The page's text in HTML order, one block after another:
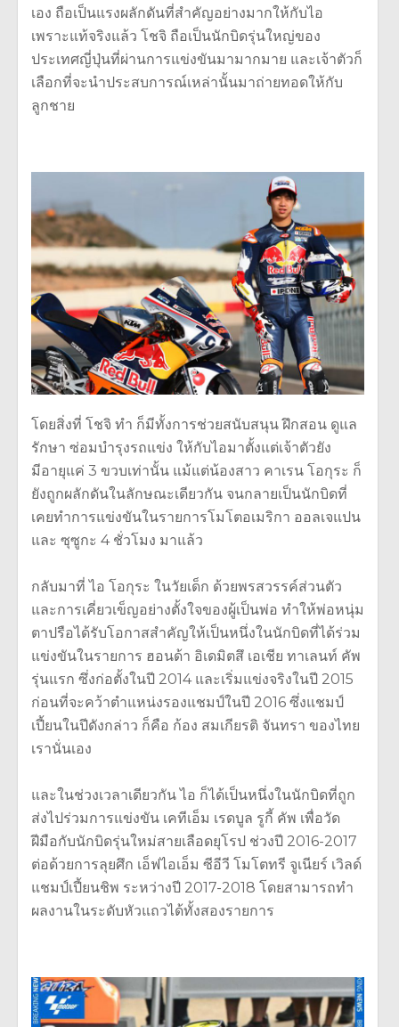
เอง ถือเป็นแรงผลักดันที่สำคัญอย่างมากให้กับไอ
เพราะแท้จริงแล้ว โชจิ ถือเป็นนักบิดรุ่นใหญ่ของ
ประเทศญี่ปุ่นที่ผ่านการแข่งขันมามากมาย และเจ้าตัวก็
เลือกที่จะนำประสบการณ์เหล่านั้นมาถ่ายทอดให้กับ
ลูกชาย
โดยสิ่งที่ โชจิ ทำ ก็มีทั้งการช่วยสนับสนุน ฝึกสอน ดูแล
รักษา ซ่อมบำรุงรถแข่ง ให้กับไอมาตั้งแต่เจ้าตัวยัง
มีอายุแค่ 3 ขวบเท่านั้น แม้แต่น้องสาว คาเรน โอกุระ ก็
ยังถูกผลักดันในลักษณะเดียวกัน จนกลายเป็นนักบิดที่
เคยทำการแข่งขันในรายการโมโตอเมริกา ออลเจแปน
และ ซุซูกะ 4 ชั่วโมง มาแล้ว
กลับมาที่ ไอ โอกุระ ในวัยเด็ก ด้วยพรสวรรค์ส่วนตัว
และการเคี่ยวเข็ญอย่างตั้งใจของผู้เป็นพ่อ ทำให้พ่อหนุ่ม
ตาปรือได้รับโอกาสสำคัญให้เป็นหนึ่งในนักบิดที่ได้ร่วม
แข่งขันในรายการ ฮอนด้า อิเดมิตสึ เอเชีย ทาเลนท์ คัพ
รุ่นแรก ซึ่งก่อตั้งในปี 2014 และเริ่มแข่งจริงในปี 2015
ก่อนที่จะคว้าตำแหน่งรองแชมป์ในปี 2016 ซึ่งแชมป์
เปี้ยนในปีดังกล่าว ก็คือ ก้อง สมเกียรติ จันทรา ของไทย
เรานั่นเอง
และในช่วงเวลาเดียวกัน ไอ ก็ได้เป็นหนึ่งในนักบิดที่ถูก
ส่งไปร่วมการแข่งขัน เคทีเอ็ม เรดบูล รูกี้ คัพ เพื่อวัด
ฝีมือกับนักบิดรุ่นใหม่สายเลือดยุโรป ช่วงปี 2016-2017
ต่อด้วยการลุยศึก เอ็ฟไอเอ็ม ซีอีวี โมโตทรี จูเนียร์ เวิลด์
แชมป์เปี้ยนชิพ ระหว่างปี 2017-2018 โดยสามารถทำ
ผลงานในระดับหัวแถวได้ทั้งสองรายการ